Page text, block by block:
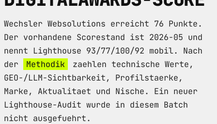
Wechsler Websolutions erreicht 76 Punkte.
Der vorhandene Scorestand ist 2026-05 und
nennt Lighthouse 93/77/100/92 mobil. Nach
der
Methodik
zaehlen technische Werte,
GEO-/LLM-Sichtbarkeit, Profilstaerke,
Marke, Aktualitaet und Nische. Ein neuer
Lighthouse-Audit wurde in diesem Batch
nicht ausgefuehrt.